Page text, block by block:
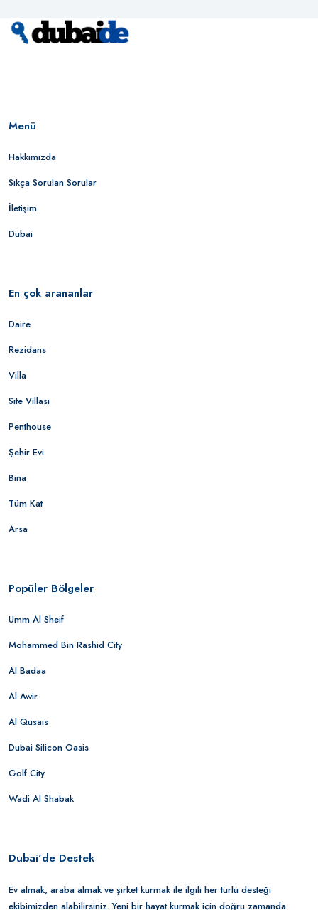
Menü
Hakkımızda
Sıkça Sorulan Sorular
İletişim
Dubai
En çok arananlar
Daire
Rezidans
Villa
Site Villası
Penthouse
Şehir Evi
Bina
Tüm Kat
Arsa
Popüler Bölgeler
Umm Al Sheif
Mohammed Bin Rashid City
Al Badaa
Al Awir
Al Qusais
Dubai Silicon Oasis
Golf City
Wadi Al Shabak
Dubai'de Destek
Ev almak, araba almak ve şirket kurmak ile ilgili her türlü desteği
ekibimizden alabilirsiniz. Yeni bir hayat kurmak için doğru zamanda